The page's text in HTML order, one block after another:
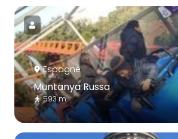
Espagne
Muntanya Russa
593 m